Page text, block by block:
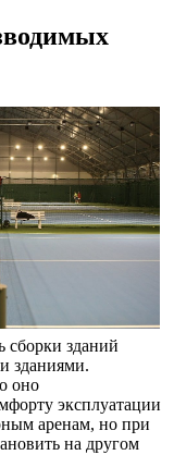
сборки зданий
зданиями.
оно
эксплуатации
аренам, но при
на другом